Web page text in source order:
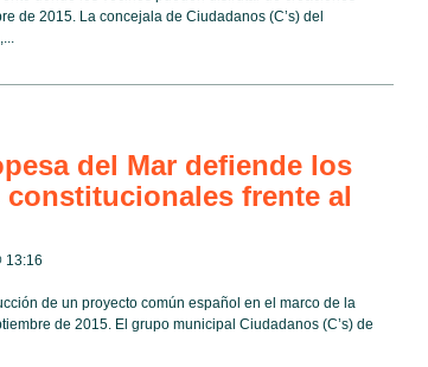
de 2015. La concejala de Ciudadanos (C’s) del
del Mar defiende los
frente al
13:16
de un proyecto común español en el marco de la
de 2015. El grupo municipal Ciudadanos (C’s) de